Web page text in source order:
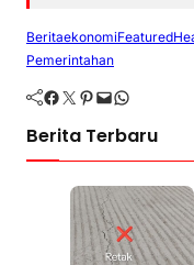
BeritaekonomiFeatured
Pemerintahan
Facebook Twitter Pinterest Mail WhatsApp
Berita Terbaru